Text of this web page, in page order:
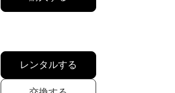
レンタルする